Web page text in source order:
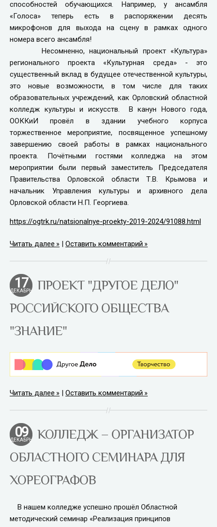
способностей обучающихся. Например, у ансамбля
«Голоса» теперь есть в распоряжении десять
микрофонов для выхода на сцену в рамках одного
номера всего ансамбля!
Несомненно, национальный проект «Культура»
регионального проекта «Культурная среда» - это
существенный вклад в будущее отечественной культуры,
это новые возможности, в том числе для таких
образовательных учреждений, как Орловский областной
колледж культуры и искусств. В канун Нового года,
ООККиИ провёл в здании учебного корпуса
торжественное мероприятие, посвященное успешному
завершению своей работы в рамках национального
проекта. Почётными гостями колледжа на этом
мероприятии были первый заместитель Председателя
Правительства Орловской области Т.В. Крымова и
начальник Управления культуры и архивного дела
Орловской области Н.П. Георгиева.
https://ogtrk.ru/natsionalnye-proekty-2019-2024/91088.html
Читать далее | Оставить комментарий
17
ДЕКАБРЬ
ПРОЕКТ "ДРУГОЕ ДЕЛО"
РОССИЙСКОГО ОБЩЕСТВА
"ЗНАНИЕ"
Читать далее Оставить комментарий
09
ДЕКАБРЬ
КОЛЛЕДЖ – ОРГАНИЗАТОР
ОБЛАСТНОГО СЕМИНАРА ДЛЯ
ХОРЕОГРАФОВ
В нашем колледже успешно прошёл Областной
методический семинар «Реализация принципов